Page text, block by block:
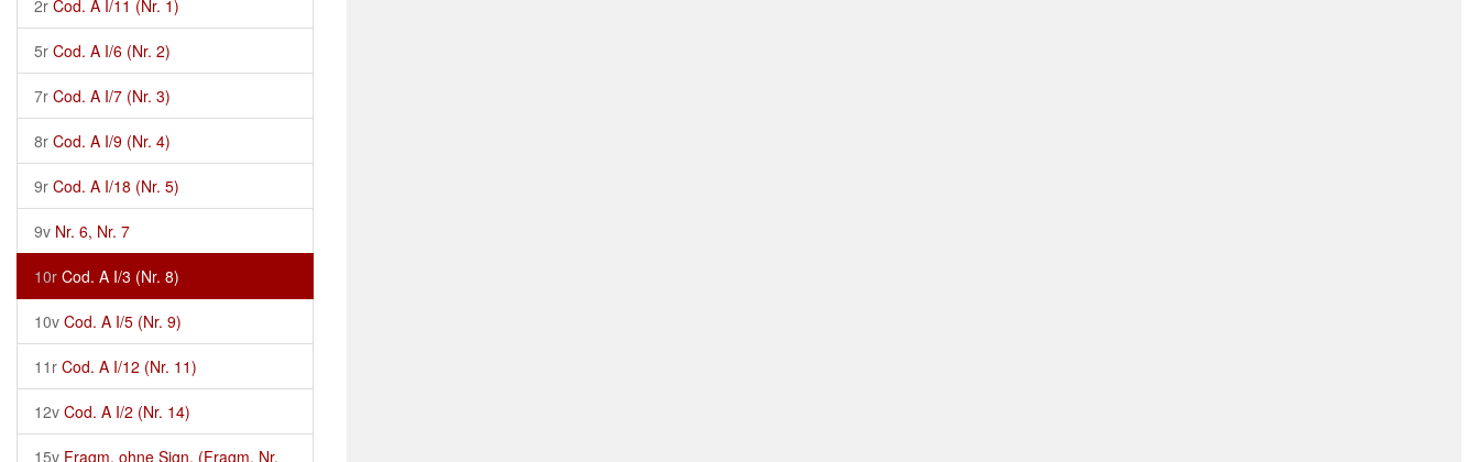
2r Cod. A I/11 (Nr. 1)
5r Cod. A I/6 (Nr. 2)
7r Cod. A I/7 (Nr. 3)
8r Cod. A I/9 (Nr. 4)
9r Cod. A I/18 (Nr. 5)
9v Nr. 6, Nr. 7
10r Cod. A I/3 (Nr. 8)
10v Cod. A I/5 (Nr. 9)
11r Cod. A I/12 (Nr. 11)
12v Cod. A I/2 (Nr. 14)
15v Fragm. ohne Sign. (Fragm. Nr.